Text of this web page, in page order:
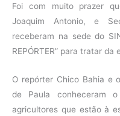
Foi com muito prazer
Joaquim Antonio, e
receberam na sede do
REPÓRTER” para tratar
O repórter Chico Bahia e
de Paula conheceram
agricultores que estão à